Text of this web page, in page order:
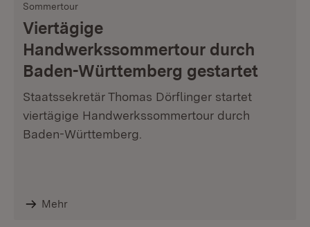
Sommertour
Viertägige
Handwerkssommertour durch
Baden-Württemberg gestartet
Staatssekretär Thomas Dörflinger startet
viertägige Handwerkssommertour durch
Baden-Württemberg.
Mehr